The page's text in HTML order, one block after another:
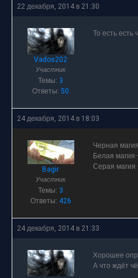
22 декабря, 2014 в 21:30
Vados202
Участник
Темы: 3
Ответы: 50
То есть есть
24 декабря, 2014 в 18:03
Bagir
Участник
Темы: 3
Ответы: 426
Черная
Белая
Серая магия
24 декабря, 2014 в 21:33
Хорошее
А что ждёт